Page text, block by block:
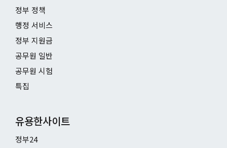
정부 정책
행정 서비스
정부 지원금
공무원 일반
공무원 시험
특집
유용한사이트
정부24